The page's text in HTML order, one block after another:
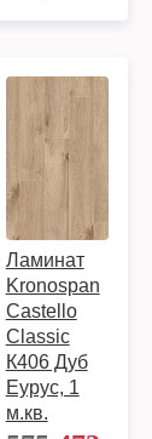
Ламинат
Kronospan
Castello
Classic
К406 Дуб
Еурус, 1
м.кв.